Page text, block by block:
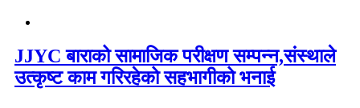
JJYC बाराको सामाजिक परीक्षण सम्पन्न,संस्थाले
उत्कृष्ट काम गरिरहेको सहभागीको भनाई